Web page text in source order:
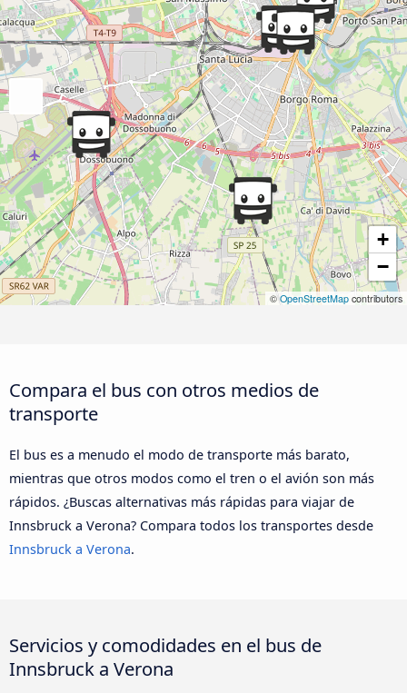
+
−
©OpenStreetMap contributors
Compara el bus con otros medios de
transporte
El bus es a menudo el modo de transporte más barato,
mientras que otros modos como el tren o el avión son más
rápidos. ¿Buscas alternativas más rápidas para viajar de
Innsbruck a Verona? Compara todos los transportes desde
Innsbruck a Verona.
Servicios y comodidades en el bus de
Innsbruck a Verona